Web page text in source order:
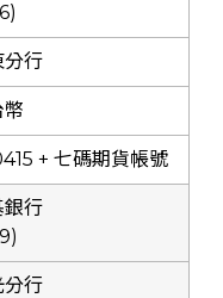
分行
幣
+ 七碼期貨帳號
銀行
分行